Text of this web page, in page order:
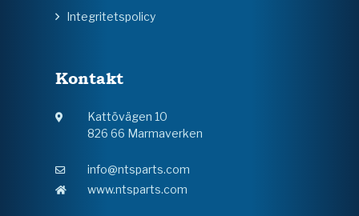
Integritetspolicy
Kontakt
Kattövägen 10
826 66 Marmaverken
info@ntsparts.com
www.ntsparts.com